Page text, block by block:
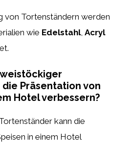
von Tortenständern werden
wie Edelstahl, Acryl
Präsentation von
Hotel verbessern?
kann die
in einem Hotel